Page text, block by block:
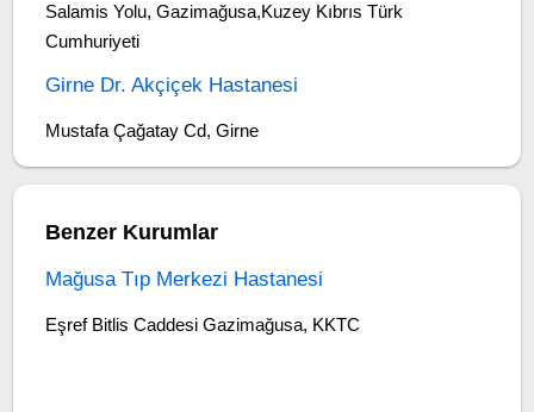
Salamis Yolu, Gazimağusa,Kuzey Kıbrıs Türk
Cumhuriyeti
Girne Dr. Akçiçek Hastanesi
Mustafa Çağatay Cd, Girne
Benzer Kurumlar
Mağusa Tıp Merkezi Hastanesi
Eşref Bitlis Caddesi Gazimağusa, KKTC